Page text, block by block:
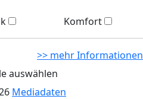
Komfort
>> mehr Informationen
auswählen
Mediadaten